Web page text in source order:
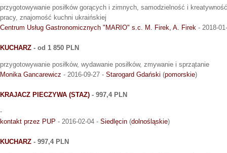
przygotowywanie posiłków gorących i zimnych, samodzielność i
pracy, znajomość kuchni ukraińskiej
Centrum Usług Gastronomicznych "MARIO" s.c. M. Firek, A. Firek - 2018-
KUCHARZ - od 1 850 PLN
przygotowywanie posiłków, wydawanie posiłków, zmywanie i sprzątanie
Monika Gancarewicz - 2016-09-27 - Starogard Gdański (pomorskie)
KRAJACZ PIECZYWA (STAZ) - 997,4 PLN
-
kontakt przez PUP - 2016-02-04 - Siedlęcin (dolnośląskie)
KUCHARZ - 997,4 PLN